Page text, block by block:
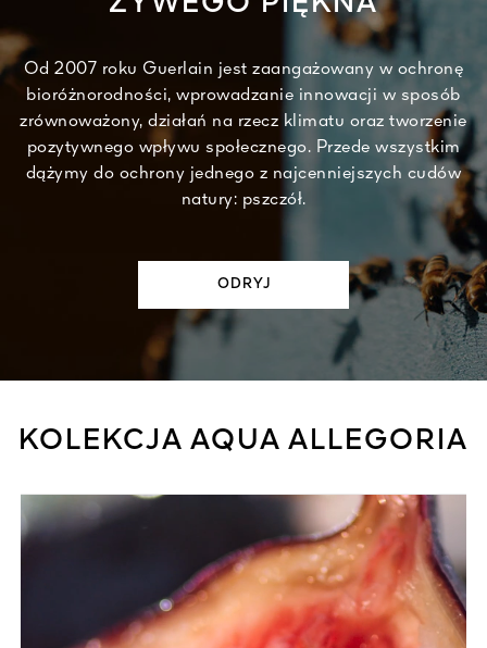
Od 2007 roku Guerlain jest zaangażowany w ochronę
bioróżnorodności, wprowadzanie innowacji w sposób
zrównoważony, działań na rzecz klimatu oraz tworzenie
pozytywnego wpływu społecznego. Przede wszystkim
dążymy do ochrony jednego z najcenniejszych cudów
natury: pszczół.​
ODRYJ​
KOLEKCJA AQUA ALLEGORIA